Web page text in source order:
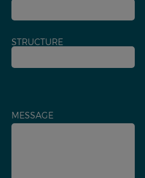
STRUCTURE
MESSAGE